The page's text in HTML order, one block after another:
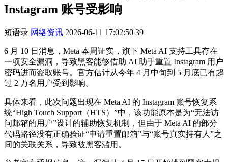
Instagram 账号受影响
短语录 网络资讯 2026-06-11 17:02:50 39
6 月 10 日消息，Meta 本周证实，旗下 Meta AI 支持工具存在
一项安全漏洞，导致黑客能够借助 AI 助手重置 Instagram 用户
密码进而盗取账号。官方估计从今年 4 月中旬到 5 月底已有超
过 2 万名用户受到影响。
具体来看，此次问题出现在 Meta AI 的 Instagram 账号恢复系
统“High Touch Support（HTS）”中，该功能原本是为“无法访
问邮箱的用户”设计的辅助恢复机制，但由于 Meta AI 的部分
代码路径没有正确验证“申请重置邮箱”与“账号真实持有人”之
间的关联关系，导致被黑客滥用。